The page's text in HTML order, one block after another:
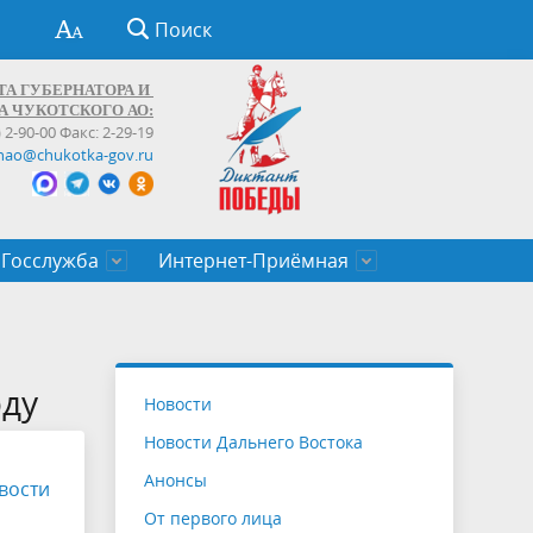
Поиск
ГУБЕРНАТОРА И
ЧУКОТСКОГО АО:
2-90-00 Факс: 2-29-19
gov.ru
Госслужба
служащих Чукотского автономного
Интернет-Приёмная
Новости
Новости Дальнего Востока
Анонсы
От первого лица